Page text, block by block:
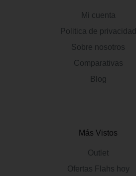
Mi cuenta
Politica de privacidad
Sobre nosotros
Comparativas
Blog
Más Vistos
Outlet
Ofertas Flahs hoy